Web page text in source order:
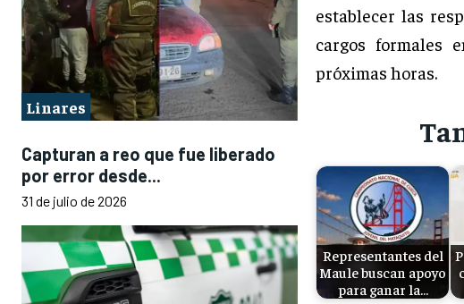
Linares
Capturan a reo que fue liberado
por error desde...
31 de julio de 2026
establecer las
cargos formales
próximas horas.
Representantes del
Maule buscan apoyo
para ganar la…